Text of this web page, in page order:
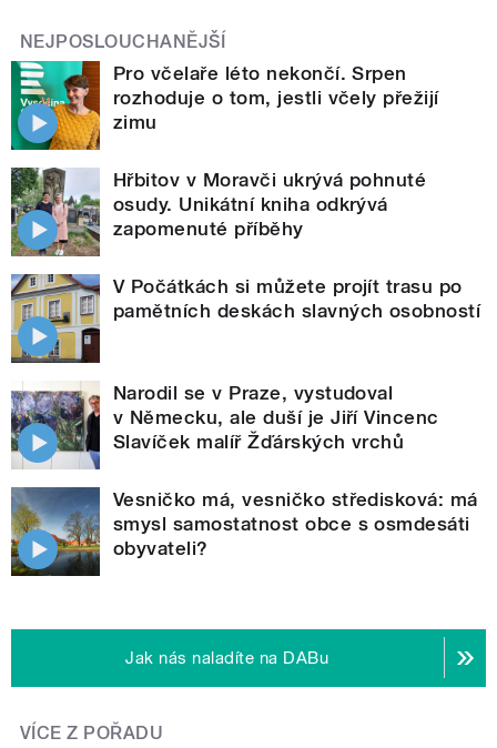
NEJPOSLOUCHANĚJŠÍ
Pro včelaře léto nekončí. Srpen
rozhoduje o tom, jestli včely přežijí
zimu
Hřbitov v Moravči ukrývá pohnuté
osudy. Unikátní kniha odkrývá
zapomenuté příběhy
V Počátkách si můžete projít trasu po
pamětních deskách slavných osobností
Narodil se v Praze, vystudoval
v Německu, ale duší je Jiří Vincenc
Slavíček malíř Žďárských vrchů
Vesničko má, vesničko středisková: má
smysl samostatnost obce s osmdesáti
obyvateli?
Jak nás naladíte na DABu
VÍCE Z POŘADU